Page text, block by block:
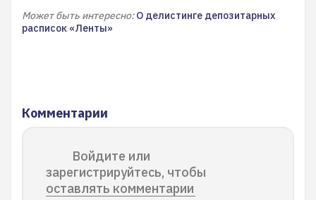
Может быть интересно: О делистинге депозитарных
расписок «Ленты»
Комментарии
Войдите или
зарегистрируйтесь, чтобы
оставлять комментарии